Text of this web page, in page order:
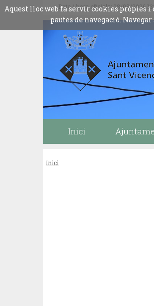
Aquest lloc web fa servir cookies
pautes de navegació.
Data i hora oficials: 08/08/2026
Inici
Inici